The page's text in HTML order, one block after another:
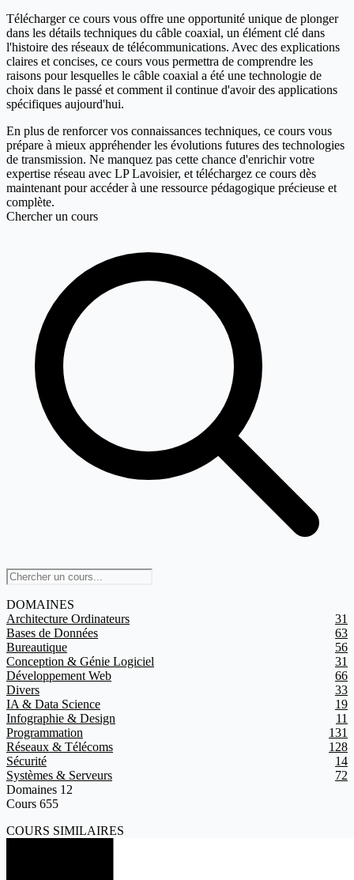
Télécharger ce cours vous offre une opportunité unique de plonger
dans les détails techniques du câble coaxial, un élément clé dans
l'histoire des réseaux de télécommunications. Avec des explications
claires et concises, ce cours vous permettra de comprendre les
raisons pour lesquelles le câble coaxial a été une technologie de
choix dans le passé et comment il continue d'avoir des applications
spécifiques aujourd'hui.
En plus de renforcer vos connaissances techniques, ce cours vous
prépare à mieux appréhender les évolutions futures des technologies
de transmission. Ne manquez pas cette chance d'enrichir votre
expertise réseau avec LP Lavoisier, et téléchargez ce cours dès
maintenant pour accéder à une ressource pédagogique précieuse et
complète.
Chercher un cours
DOMAINES
Architecture Ordinateurs
31
Bases de Données
63
Bureautique
56
Conception & Génie Logiciel
31
Développement Web
66
Divers
33
IA & Data Science
19
Infographie & Design
11
Programmation
131
Réseaux & Télécoms
128
Sécurité
14
Systèmes & Serveurs
72
Domaines 12
Cours 655
COURS SIMILAIRES